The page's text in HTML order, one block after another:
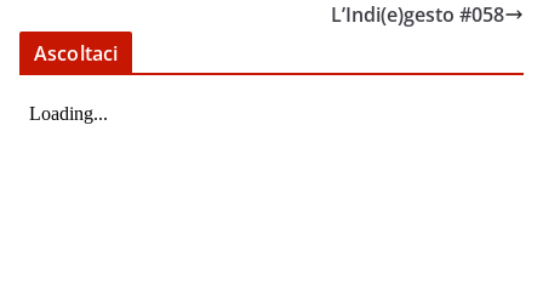
L’Indi(e)gesto #058
Ascoltaci